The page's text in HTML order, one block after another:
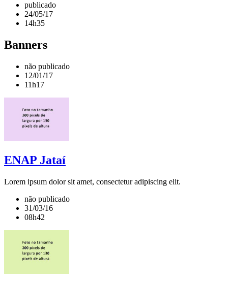
publicado
24/05/17
14h35
Banners
não publicado
12/01/17
11h17
ENAP Jataí
Lorem ipsum dolor sit amet, consectetur adipiscing elit.
não publicado
31/03/16
08h42